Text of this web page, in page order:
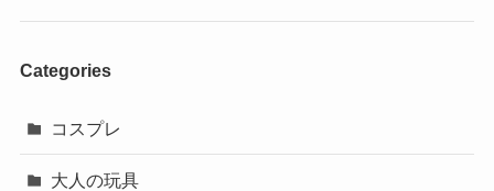
Categories
コスプレ
大人の玩具